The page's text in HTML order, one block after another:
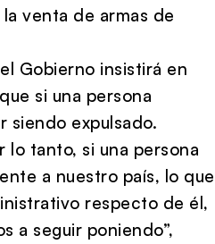
venta de armas de
Gobierno insistirá en
si una persona
siendo expulsado.
lo tanto, si una persona
a nuestro país, lo que
respecto de él,
a seguir poniendo”,